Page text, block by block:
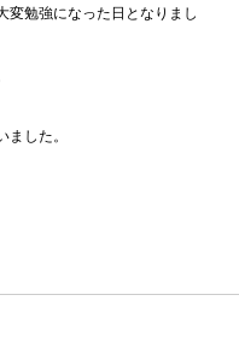
変勉強になった日となりまし
した。